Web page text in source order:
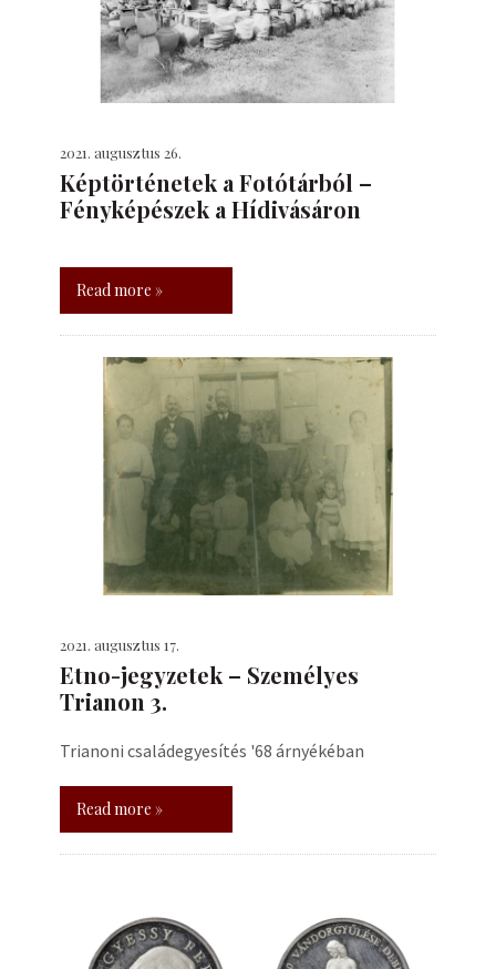
2021. augusztus 26.
Képtörténetek a Fotótárból –
Fényképészek a Hídivásáron
Read more »
2021. augusztus 17.
Etno-jegyzetek – Személyes
Trianon 3.
Trianoni családegyesítés '68 árnyékéban
Read more »